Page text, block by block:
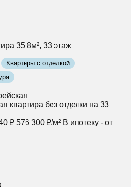
35.8м², 33 этаж
Квартиры с отделкой
квартира без отделки на 33
₽ 576 300 ₽/м² В ипотеку - от